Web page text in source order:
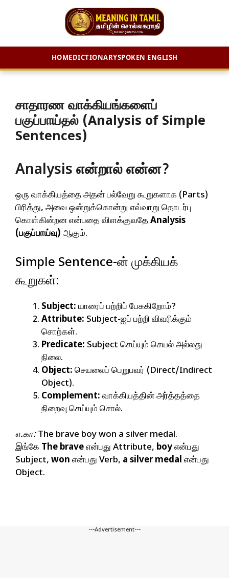
HOMEDICTIONARYSPOKEN ENGLISH
Skip
contentசாதாரண வாக்கியங்களைப்
பகுப்பாய்தல் (Analysis of Simple
Sentences)
Analysis என்றால் என்ன?
ஒரு வாக்கியத்தை அதன் பல்வேறு கூறுகளாக (Parts)
பிரித்து, அவை ஒன்றுக்கொன்று எவ்வாறு தொடர்பு
கொள்கின்றன என்பதை விளக்குவதே Analysis
(பகுப்பாய்வு) ஆகும்.
Simple Sentence-ன் முக்கியக்
கூறுகள்:
Subject: யாரைப் பற்றிப் பேசுகிறோம்?
Attribute: Subject-ஐப் பற்றி விவரிக்கும்
சொற்கள்.
Predicate: Subject செய்யும் செயல் அல்லது
நிலை.
Object: செயலைப் பெறுபவர் (Direct/Indirect
Object).
Complement: வாக்கியத்தின் அர்த்தத்தை
நிறைவு செய்யும் சொல்.
எ.கா:The brave boy won a silver medal.
இங்கே The braveஎன்பது Attribute, boyஎன்பது
Subject, won என்பது Verb, a silver medal என்பது
Object.
---Advertisement---